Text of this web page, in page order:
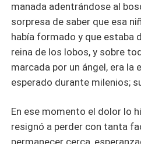
manada adentrándose al
sorpresa de saber que esa
había formado y que estaba
reina de los lobos, y sobre
marcada por un ángel, era la
esperado durante milenios;
En ese momento el dolor lo
resignó a perder con tanta